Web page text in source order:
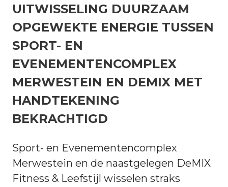
UITWISSELING DUURZAAM
OPGEWEKTE ENERGIE TUSSEN
SPORT- EN
EVENEMENTENCOMPLEX
MERWESTEIN EN DEMIX MET
HANDTEKENING
BEKRACHTIGD
Sport- en Evenementencomplex
Merwestein en de naastgelegen DeMIX
Fitness & Leefstijl wisselen straks